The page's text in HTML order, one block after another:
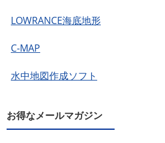
LOWRANCE海底地形
C-MAP
水中地図作成ソフト
お得なメールマガジン